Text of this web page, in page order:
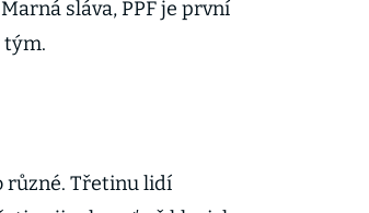
sláva, PPF je první
tým.
různé. Třetinu lidí